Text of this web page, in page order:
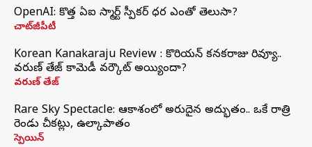
OpenAI: కొత్త ఏఐ స్మార్ట్ స్పీకర్ ధర ఎంతో తెలుసా?
చాట్‌జీపీటీ
Korean Kanakaraju Review : కొరియన్ కనకరాజు రివ్యూ..
వరుణ్ తేజ్ కామెడీ వర్కౌట్ అయ్యిందా?
వరుణ్ తేజ్
Rare Sky Spectacle: ఆకాశంలో అరుదైన అద్భుతం.. ఒకే రాత్రి
రెండు చీకట్లు, ఉల్కాపాతం
స్పెయిన్